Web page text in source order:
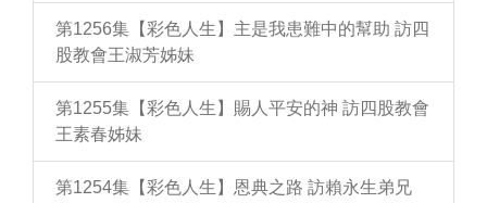
第1256集【彩色人生】主是我患難中的幫助 訪四
股教會王淑芳姊妹
第1255集【彩色人生】賜人平安的神 訪四股教會
王素春姊妹
第1254集【彩色人生】恩典之路 訪賴永生弟兄